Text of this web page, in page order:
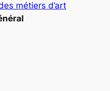
métiers d’art